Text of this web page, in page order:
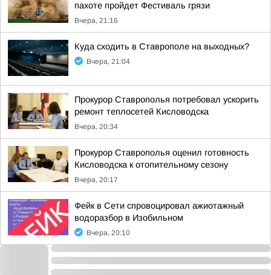
пахоте пройдет Фестиваль грязи
Вчера, 21:16
Куда сходить в Ставрополе на выходных?
Вчера, 21:04
Прокурор Ставрополья потребовал ускорить
ремонт теплосетей Кисловодска
Вчера, 20:34
Прокурор Ставрополья оценил готовность
Кисловодска к отопительному сезону
Вчера, 20:17
Фейк в Сети спровоцировал ажиотажный
водоразбор в Изобильном
Вчера, 20:10